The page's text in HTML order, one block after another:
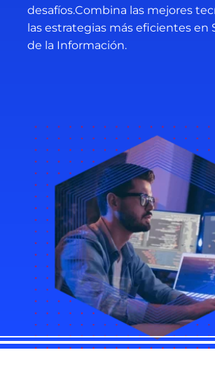
desafíos.Combina las mejores
las estrategias más eficientes en
de la Información.